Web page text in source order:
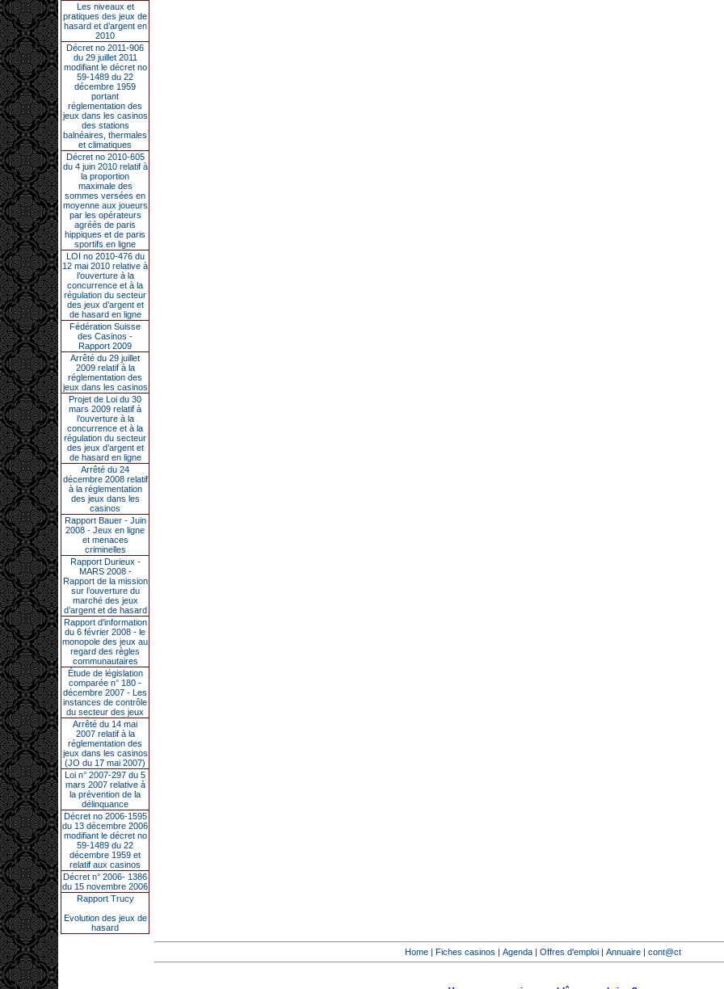
Les niveaux et
pratiques des jeux de
hasard et d’argent en
2010
Décret no 2011-906
du 29 juillet 2011
modifiant le décret no
59-1489 du 22
décembre 1959
portant
réglementation des
jeux dans les casinos
des stations
balnéaires, thermales
et climatiques
Décret no 2010-605
du 4 juin 2010 relatif à
la proportion
maximale des
sommes versées en
moyenne aux joueurs
par les opérateurs
agréés de paris
hippiques et de paris
sportifs en ligne
LOI no 2010-476 du
12 mai 2010 relative à
l’ouverture à la
concurrence et à la
régulation du secteur
des jeux d’argent et
de hasard en ligne
Fédération Suisse
des Casinos -
Rapport 2009
Arrêté du 29 juillet
2009 relatif à la
réglementation des
jeux dans les casinos
Projet de Loi du 30
mars 2009 relatif à
l’ouverture à la
concurrence et à la
régulation du secteur
des jeux d’argent et
de hasard en ligne
Arrêté du 24
décembre 2008 relatif
à la réglementation
des jeux dans les
casinos
Rapport Bauer - Juin
2008 - Jeux en ligne
et menaces
criminelles
Rapport Durieux -
MARS 2008 -
Rapport de la mission
sur l’ouverture du
marché des jeux
d’argent et de hasard
Rapport d'information
du 6 février 2008 - le
monopole des jeux au
regard des règles
communautaires
Étude de législation
comparée n° 180 -
décembre 2007 - Les
instances de contrôle
du secteur des jeux
Arrêté du 14 mai
2007 relatif à la
réglementation des
jeux dans les casinos
(JO du 17 mai 2007)
Loi n° 2007-297 du 5
mars 2007 relative à
la prévention de la
délinquance
Décret no 2006-1595
du 13 décembre 2006
modifiant le décret no
59-1489 du 22
décembre 1959 et
relatif aux casinos
Décret n° 2006- 1386
du 15 novembre 2006
Rapport Trucy
Evolution des jeux de
hasard
Home | Fiches casinos | Agenda | Offres d'emploi | Annuaire | cont@ct